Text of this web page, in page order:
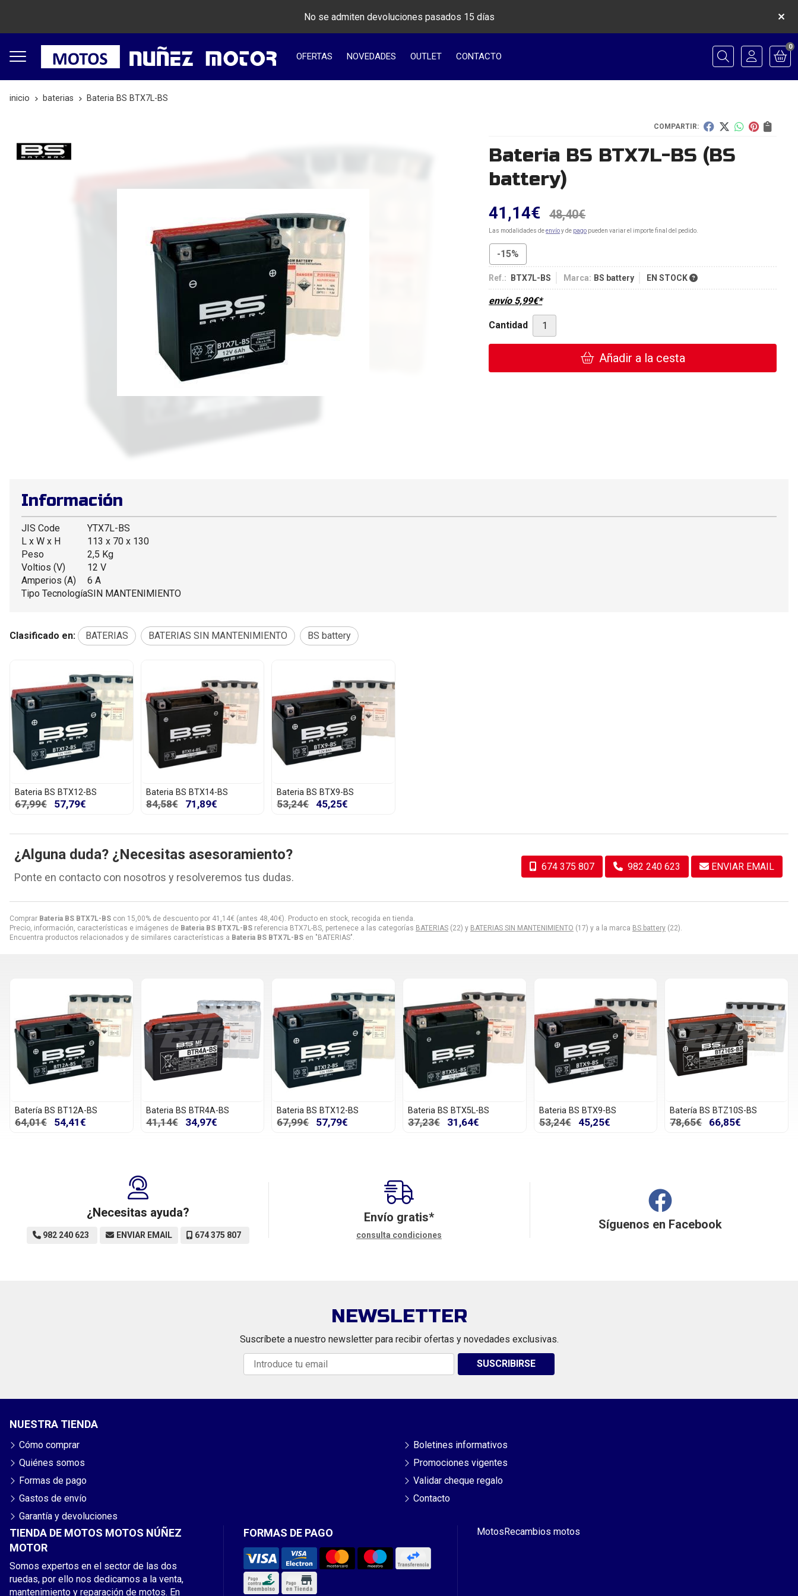
No se admiten devoluciones pasados 15 días
OFERTAS NOVEDADES OUTLET CONTACTO Buscar
0
inicio baterias Bateria BS BTX7L-BS
COMPARTIR:
Bateria BS BTX7L-BS (BS
battery)
41,14€ 48,40€
Las modalidades deenvíoy de pago pueden variar el importe final del pedido.
-15%
Ref.: BTX7L-BS Marca: BS battery EN STOCK
envío 5,99€*
Cantidad
Añadir a la cesta
Comprar Bateria BS BTX7L-BS con 15,00% de descuento por 41,14€ (antes 48,40€). Producto en stock, recogida en tienda.
Precio, información, características e imágenes de Bateria BS BTX7L-BS referencia BTX7L-BS, pertenece a las categorías BATERIAS (22) y BATERIAS SIN MANTENIMIENTO (17) y a la marca BS battery (22).
Encuentra productos relacionados y de similares características a Bateria BS BTX7L-BS en "BATERIAS".
Información
JIS Code
YTX7L-BS
L x W x H
113 x 70 x 130
Peso
2,5 Kg
Voltios (V)
12 V
Amperios (A)
6 A
Tipo TecnologíaSIN MANTENIMIENTO
Clasificado en: BATERIAS BATERIAS SIN MANTENIMIENTO BS battery
Bateria BS BTX12-BS
67,99€ 57,79€
Bateria BS BTX14-BS
84,58€ 71,89€
Bateria BS BTX9-BS
53,24€ 45,25€
¿Alguna duda? ¿Necesitas asesoramiento?
Ponte en contacto con nosotros y resolveremos tus dudas.
674 375 807 982 240 623 ENVIAR EMAIL
Batería BS BT12A-BS
64,01€ 54,41€
Bateria BS BTR4A-BS
41,14€ 34,97€
Bateria BS BTX12-BS
67,99€ 57,79€
Bateria BS BTX5L-BS
37,23€ 31,64€
Bateria BS BTX9-BS
53,24€ 45,25€
Batería BS BTZ10S-BS
78,65€ 66,85€
¿Necesitas ayuda?
982 240 623 ENVIAR EMAIL 674 375 807
Envío gratis*
consulta condiciones
Síguenos en Facebook
NEWSLETTER
Suscríbete a nuestro newsletter para recibir ofertas y novedades exclusivas.
SUSCRIBIRSE
TIENDA DE MOTOS MOTOS NÚÑEZ
MOTOR
Somos expertos en el sector de las dos
ruedas, por ello nos dedicamos a la venta,
mantenimiento y reparación de motos. En
FORMAS DE PAGO
NUESTRA TIENDA
Cómo comprar
Quiénes somos
Formas de pago
Gastos de envío
Garantía y devoluciones
Boletines informativos
Promociones vigentes
Validar cheque regalo
Contacto
MotosRecambios motos